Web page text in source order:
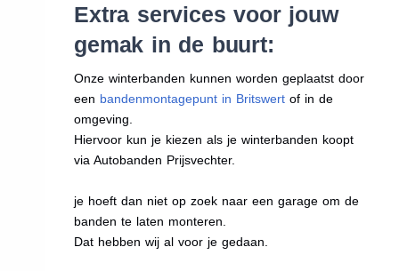
Extra services voor jouw
gemak in de buurt:
Onze winterbanden kunnen worden geplaatst door
een bandenmontagepunt in Britswert of in de
omgeving.
Hiervoor kun je kiezen als je winterbanden koopt
via Autobanden Prijsvechter.
je hoeft dan niet op zoek naar een garage om de
banden te laten monteren.
Dat hebben wij al voor je gedaan.